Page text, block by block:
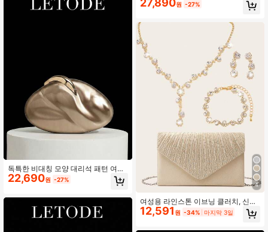
우아한 볼 가운 백
독특한 비대칭 모양 대리석 패턴 여성
용 아크릴 클러치 백 이브닝 웨딩 핸드
백 아크릴 쉘 박스 백 파티 볼 봄 여름
22,690원 -27%
드로 착용 가능, 이브닝 파티, 결혼식,
결혼식, 파티, 데이트 및 기타 행사에
적합한 선물, 우아한 볼백
원 -27%
4
여성용 라인스톤 이브닝 클러치, 신부
웨딩 목걸이 팔찌 귀걸이 세트, 반짝이
는 펜던트 클러치, 엔벨로프 스타일 이
12,591 원 -34% 마지막 3일